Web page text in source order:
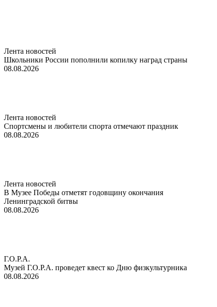
Лента новостей
Школьники России пополнили копилку наград страны
08.08.2026
Лента новостей
Спортсмены и любители спорта отмечают праздник
08.08.2026
Лента новостей
В Музее Победы отметят годовщину окончания
Ленинградской битвы
08.08.2026
Г.О.Р.А.
Музей Г.О.Р.А. проведет квест ко Дню физкультурника
08.08.2026